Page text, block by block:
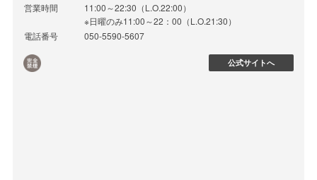
営業時間
11:00～22:30（L.O.22:00）
※日曜のみ11:00～22：00（L.O.21:30）
電話番号
050-5590-5607
公式サイトへ